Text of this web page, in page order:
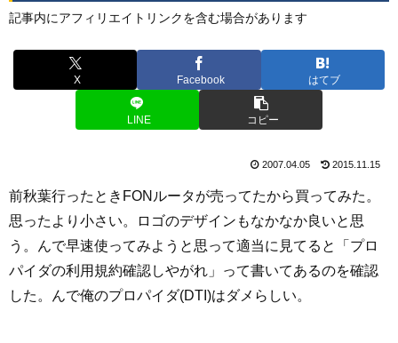
記事内にアフィリエイトリンクを含む場合があります
X Facebook はてブ
LINE コピー
2007.04.05 2015.11.15
前秋葉行ったときFONルータが売ってたから買ってみた。
思ったより小さい。ロゴのデザインもなかなか良いと思
う。んで早速使ってみようと思って適当に見てると「プロ
パイダの利用規約確認しやがれ」って書いてあるのを確認
した。んで俺のプロパイダ(DTI)はダメらしい。